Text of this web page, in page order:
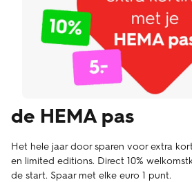
de HEMA pas
Het hele jaar door sparen voor extra
en limited editions. Direct 10%
de start. Spaar met elke euro 1 punt.